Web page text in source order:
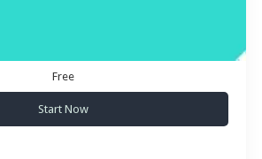
Free
Start Now